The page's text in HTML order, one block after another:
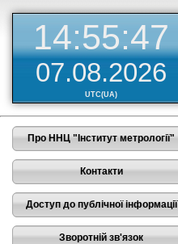
14:55:48
07.08.2026
UTC(UA)
Про ННЦ "Інститут метрології"
Контакти
Доступ до публічної інформації
Зворотній зв'язок